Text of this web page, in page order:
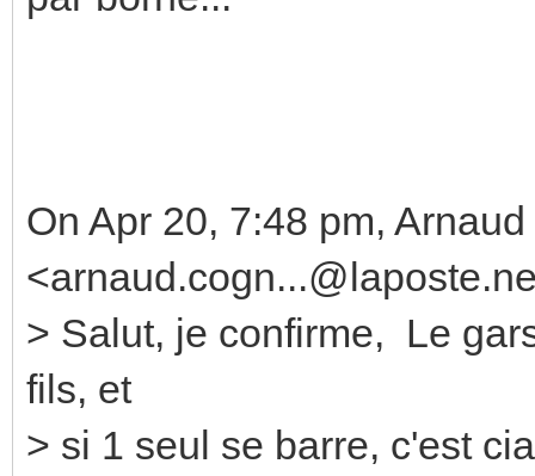
On Apr 20, 7:48 pm,
> Salut, je confirme, Le
fils, et
> si 1 seul se barre, c'est